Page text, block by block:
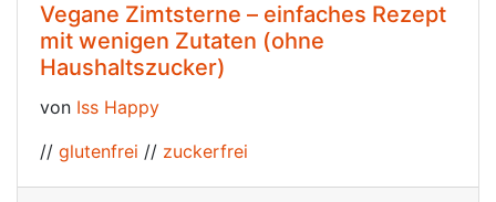
Vegane Zimtsterne – einfaches Rezept
mit wenigen Zutaten (ohne
Haushaltszucker)
von Iss Happy
// glutenfrei // zuckerfrei